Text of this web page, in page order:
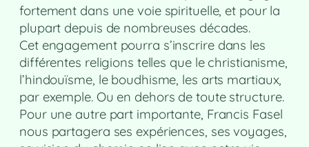
fortement dans une voie spirituelle, et pour la
plupart depuis de nombreuses décades.
Cet engagement pourra s’inscrire dans les
différentes religions telles que le christianisme,
l’hindouïsme, le boudhisme, les arts martiaux,
par exemple. Ou en dehors de toute structure.
Pour une autre part importante, Francis Fasel
nous partagera ses expériences, ses voyages,